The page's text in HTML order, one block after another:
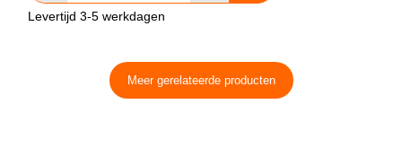
Levertijd 3-5 werkdagen
Meer gerelateerde producten